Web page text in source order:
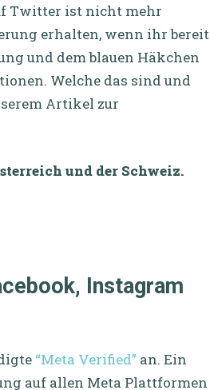
Twitter ist nicht mehr
erhalten, wenn ihr bereit
und dem blauen Häkchen
Welche das sind und
Artikel zur
und der Schweiz.
Instagram
“Meta Verified” an. Ein
auf allen Meta Plattformen